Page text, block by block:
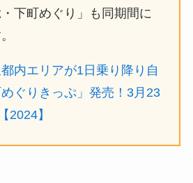
下町めぐり」も同期間に
内エリアが1日乗り降り自
ぐりきっぷ」発売！3月23
2024】